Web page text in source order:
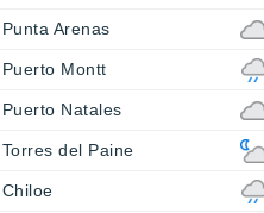
Punta Arenas
Puerto Montt
Puerto Natales
Torres del Paine
Chiloe